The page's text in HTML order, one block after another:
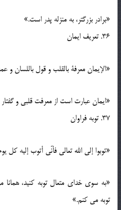
«برادر بزرگتر، به منزله پدر است.»
36. تعریف ایمان
«الإیمان معرفة بالقلب و قول باللسان و
«ایمان عبارت است از معرفت قلبی و
37. توبه فراوان
«توبوا إلی الله تعالی فأنّی أتوب إلیه کل
«به سوی خدای متعال توبه کنید،
توبه می کنم.»